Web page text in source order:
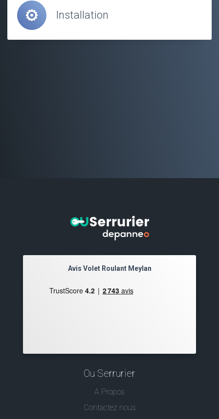
Installation
Avis Volet Roulant Meylan
Ou Serrurier
A Propos
Contactez nous